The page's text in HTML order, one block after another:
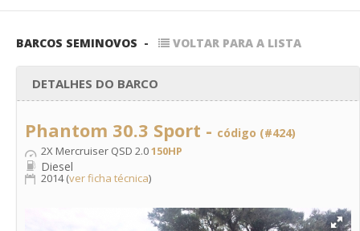
BARCOS SEMINOVOS - VOLTAR PARA A LISTA
DETALHES DO BARCO
Phantom 30.3 Sport - código (#424)
2X Mercruiser QSD 2.0150HP
Diesel
2014 (ver ficha técnica)